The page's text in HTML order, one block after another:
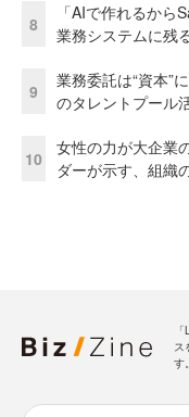
8
「AIで作れるから
業務システムに残
9
業務委託は“資本”
のタレントプール
10
女性の力が大企業
ダーが示す、組織
ス
す。